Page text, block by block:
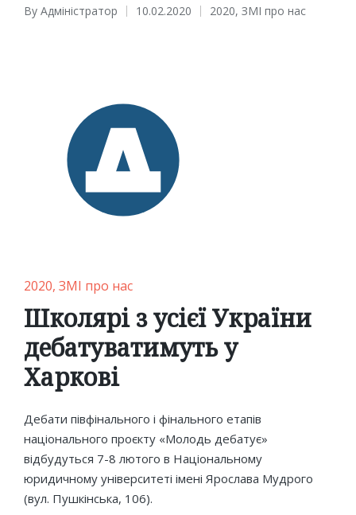
Posted
By Адміністратор 10.02.2020
Posted
2020, ЗМІ про нас
Posted
in
2020 ЗМІ про нас
Школярі з усієї України
дебатуватимуть у
Харкові
Дебати півфінального і фінального етапів
національного проєкту «Молодь дебатує»
відбудуться 7-8 лютого в Національному
юридичному університеті імені Ярослава Мудрого
(вул. Пушкінська, 106).